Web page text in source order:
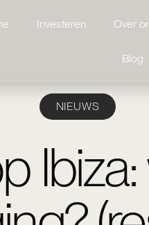
Investeren Over
Blog
NIEUWS